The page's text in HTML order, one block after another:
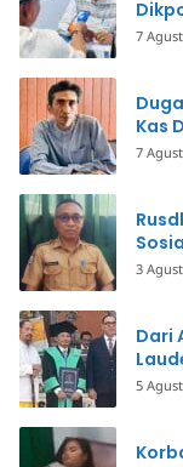
7
Kas
7
3
Dari
5